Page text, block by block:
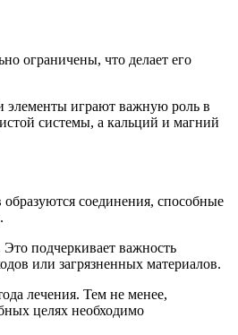
ограничены, что делает его
элементы играют важную роль в
системы, а кальций и магний
соединения, способные
подчеркивает важность
или загрязненных материалов.
лечения. Тем не менее,
целях необходимо